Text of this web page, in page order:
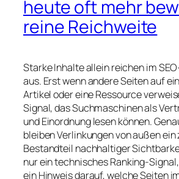
heute oft mehr
reine Reichweite
Starke Inhalte allein reichen im
aus. Erst wenn andere Seiten auf
Artikel oder eine Ressource
Signal, das Suchmaschinen als
und Einordnung lesen können.
bleiben Verlinkungen von außen
Bestandteil nachhaltiger
nur ein technisches Ranking-
ein Hinweis darauf, welche Seiten